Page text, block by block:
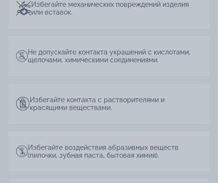
Избегайте механических повреждений изделия
или вставок.
Не допускайте контакта украшений с кислотами,
щелочами, химическими соединениями.
Избегайте контакта с растворителями и
красящими веществами.
Избегайте воздействия абразивных веществ
(пилочки, зубная паста, бытовая химия).